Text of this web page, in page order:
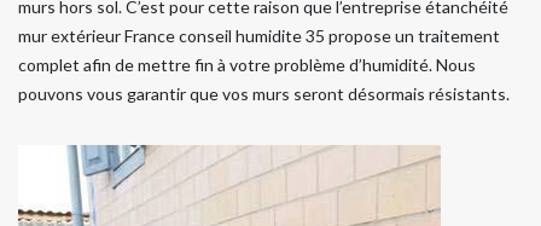
murs hors sol. C’est pour cette raison que l’entreprise étanchéité
mur extérieur France conseil humidite 35 propose un traitement
complet afin de mettre fin à votre problème d’humidité. Nous
pouvons vous garantir que vos murs seront désormais résistants.